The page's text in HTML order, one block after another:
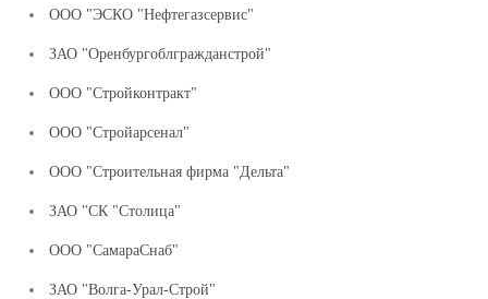
ООО "ЭСКО "Нефтегазсервис"
ЗАО "Оренбургоблгражданстрой"
ООО "Стройконтракт"
ООО "Стройарсенал"
ООО "Строительная фирма "Дельта"
ЗАО "СК "Столица"
ООО "СамараСнаб"
ЗАО "Волга-Урал-Строй"